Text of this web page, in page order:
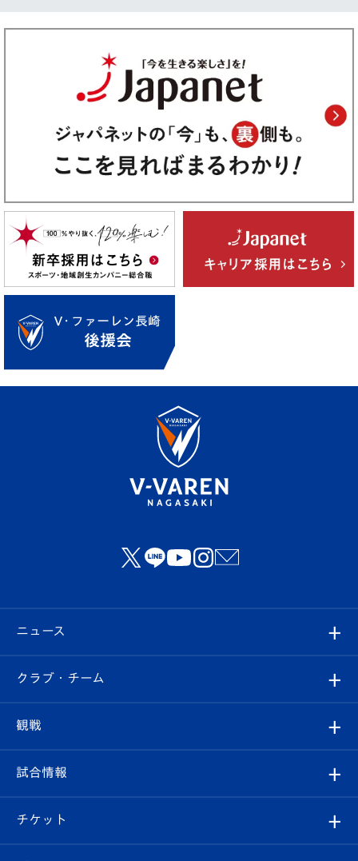
ニュース
すべて
クラブ
試合情報
クラブ・チーム
クラブ概要
エンブレム紹介
観戦
観戦ルール
はじめての観戦ガイド
試合情報
試合日程/結果
チケット